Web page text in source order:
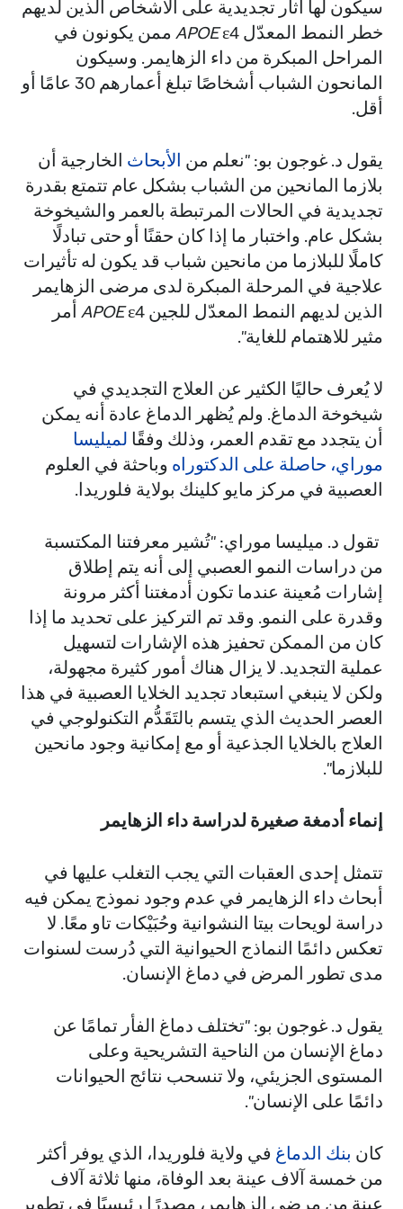
سيكون لها آثار تجديدية على الأشخاص الذين لديهم
خطر النمط المعدّل
APOE ε4 ممن يكونون في
المراحل المبكرة من داء الزهايمر. وسيكون
المانحون الشباب أشخاصًا تبلغ أعمارهم 30 عامًا أو
أقل.
يقول د. غوجون بو: "نعلم من الأبحاث الخارجية أن
بلازما المانحين من الشباب بشكل عام تتمتع بقدرة
تجديدية في الحالات المرتبطة بالعمر والشيخوخة
بشكل عام. واختبار ما إذا كان حقنًا أو حتى تبادلًا
كاملًا للبلازما من مانحين شباب قد يكون له تأثيرات
علاجية في المرحلة المبكرة لدى مرضى الزهايمر
الذين لديهم النمط المعدّل للجين
APOE ε4 أمر
مثير للاهتمام للغاية".
لا يُعرف حاليًا الكثير عن العلاج التجديدي في
شيخوخة الدماغ. ولم يُظهر الدماغ عادة أنه يمكن
أن يتجدد مع تقدم العمر، وذلك وفقًا لميليسا
موراي، حاصلة على الدكتوراه وباحثة في العلوم
العصبية في مركز مايو كلينك بولاية فلوريدا.
تقول د. ميليسا موراي: "تُشير معرفتنا المكتسبة
من دراسات النمو العصبي إلى أنه يتم إطلاق
إشارات مُعينة عندما تكون أدمغتنا أكثر مرونة
وقدرة على النمو. وقد تم التركيز على تحديد ما إذا
كان من الممكن تحفيز هذه الإشارات لتسهيل
عملية التجديد. لا يزال هناك أمور كثيرة مجهولة،
ولكن لا ينبغي استبعاد تجديد الخلايا العصبية في هذا
العصر الحديث الذي يتسم بالتَقَدُّم التكنولوجي في
العلاج بالخلايا الجذعية أو مع إمكانية وجود مانحين
للبلازما".
إنماء أدمغة صغيرة لدراسة داء الزهايمر
تتمثل إحدى العقبات التي يجب التغلب عليها في
أبحاث داء الزهايمر في عدم وجود نموذج يمكن فيه
دراسة لويحات بيتا النشوانية وحُبَيْكات تاو معًا. لا
تعكس دائمًا النماذج الحيوانية التي دُرست لسنوات
مدى تطور المرض في دماغ الإنسان.
يقول د. غوجون بو: "تختلف دماغ الفأر تمامًا عن
دماغ الإنسان من الناحية التشريحية وعلى
المستوى الجزيئي، ولا تنسحب نتائج الحيوانات
دائمًا على الإنسان".
كان بنك الدماغ في ولاية فلوريدا، الذي يوفر أكثر
من خمسة آلاف عينة بعد الوفاة، منها ثلاثة آلاف
عينة من مرضى الزهايمر، مصدرًا رئيسيًا في تطوير